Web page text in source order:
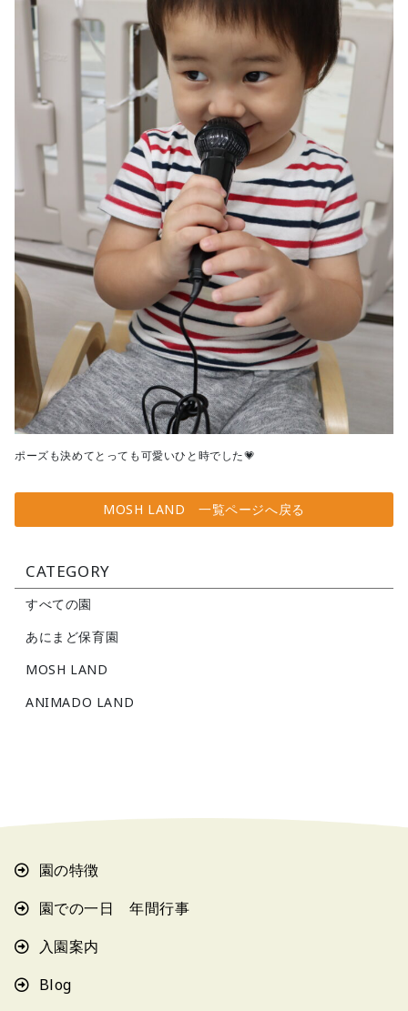
ポーズも決めてとっても可愛いひと時でした💗
MOSH LAND 一覧ページへ戻る
CATEGORY
すべての園
あにまど保育園
MOSH LAND
ANIMADO LAND
園の特徴
園での一日 年間行事
入園案内
Blog